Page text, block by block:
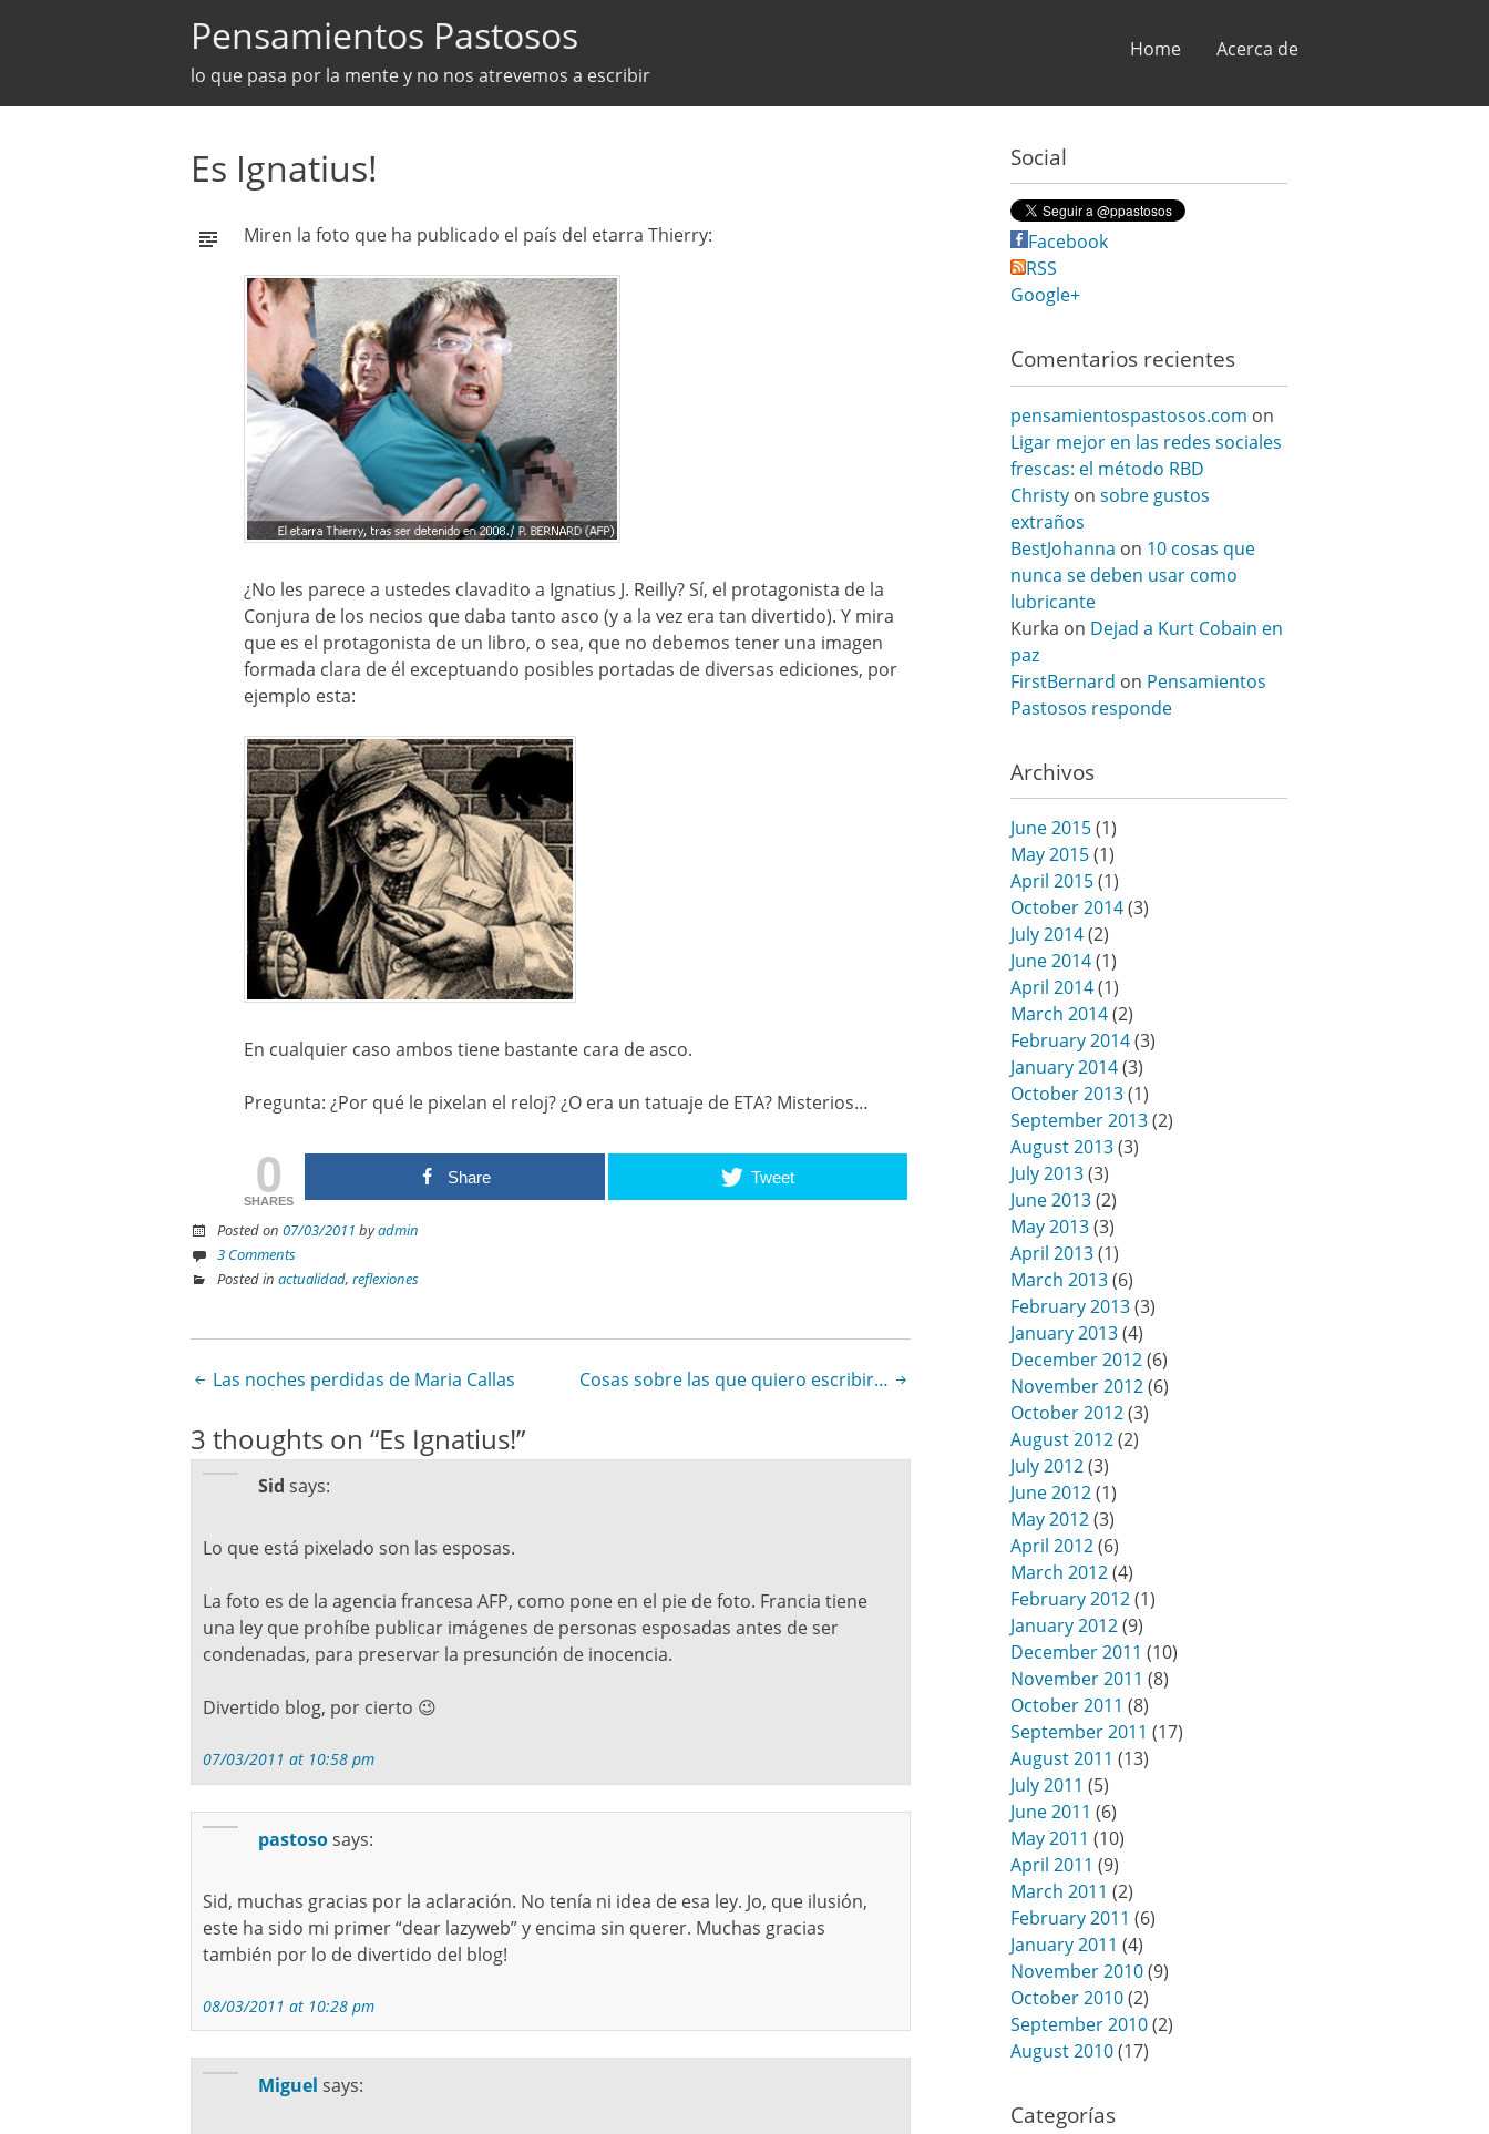
Pensamientos Pastosos
lo que pasa por la mente y no nos atrevemos a escribir
Skip to content
Home Acerca de
Es Ignatius!
Miren la foto que ha publicado el país del etarra Thierry:
¿No les parece a ustedes clavadito a Ignatius J. Reilly? Sí, el protagonista de la
Conjura de los necios que daba tanto asco (y a la vez era tan divertido). Y mira
que es el protagonista de un libro, o sea, que no debemos tener una imagen
formada clara de él exceptuando posibles portadas de diversas ediciones, por
ejemplo esta:
En cualquier caso ambos tiene bastante cara de asco.
Pregunta: ¿Por qué le pixelan el reloj? ¿O era un tatuaje de ETA? Misterios…
0
SHARES
Share Tweet
Posted on 07/03/2011 byadmin
3 Comments
Posted in actualidad, reflexiones
Post navigation
Las noches perdidas de Maria Callas Cosas sobre las que quiero escribir…
3 thoughts on “Es Ignatius!”
Sid says:
Lo que está pixelado son las esposas.
La foto es de la agencia francesa AFP, como pone en el pie de foto. Francia tiene
una ley que prohíbe publicar imágenes de personas esposadas antes de ser
condenadas, para preservar la presunción de inocencia.
Divertido blog, por cierto 😉
07/03/2011 at 10:58 pm
pastososays:
Sid, muchas gracias por la aclaración. No tenía ni idea de esa ley. Jo, que ilusión,
este ha sido mi primer “dear lazyweb” y encima sin querer. Muchas gracias
también por lo de divertido del blog!
08/03/2011 at 10:28 pm
Miguel says:
Social
Facebook
RSS
Google+
Comentarios recientes
pensamientospastosos.com on
Ligar mejor en las redes sociales
frescas: el método RBD
Christy on sobre gustos
extraños
BestJohanna on 10 cosas que
nunca se deben usar como
lubricante
Kurka on Dejad a Kurt Cobain en
paz
FirstBernard on Pensamientos
Pastosos responde
Archivos
June 2015(1)
May 2015(1)
April 2015(1)
October 2014(3)
July 2014(2)
June 2014(1)
April 2014(1)
March 2014(2)
February 2014(3)
January 2014(3)
October 2013(1)
September 2013(2)
August 2013(3)
July 2013(3)
June 2013(2)
May 2013(3)
April 2013(1)
March 2013(6)
February 2013(3)
January 2013(4)
December 2012(6)
November 2012(6)
October 2012(3)
August 2012(2)
July 2012(3)
June 2012(1)
May 2012(3)
April 2012(6)
March 2012(4)
February 2012(1)
January 2012(9)
December 2011 (10)
November 2011 (8)
October 2011 (8)
September 2011 (17)
August 2011 (13)
July 2011 (5)
June 2011 (6)
May 2011 (10)
April 2011 (9)
March 2011 (2)
February 2011 (6)
January 2011 (4)
November 2010(9)
October 2010(2)
September 2010(2)
August 2010(17)
Categorías